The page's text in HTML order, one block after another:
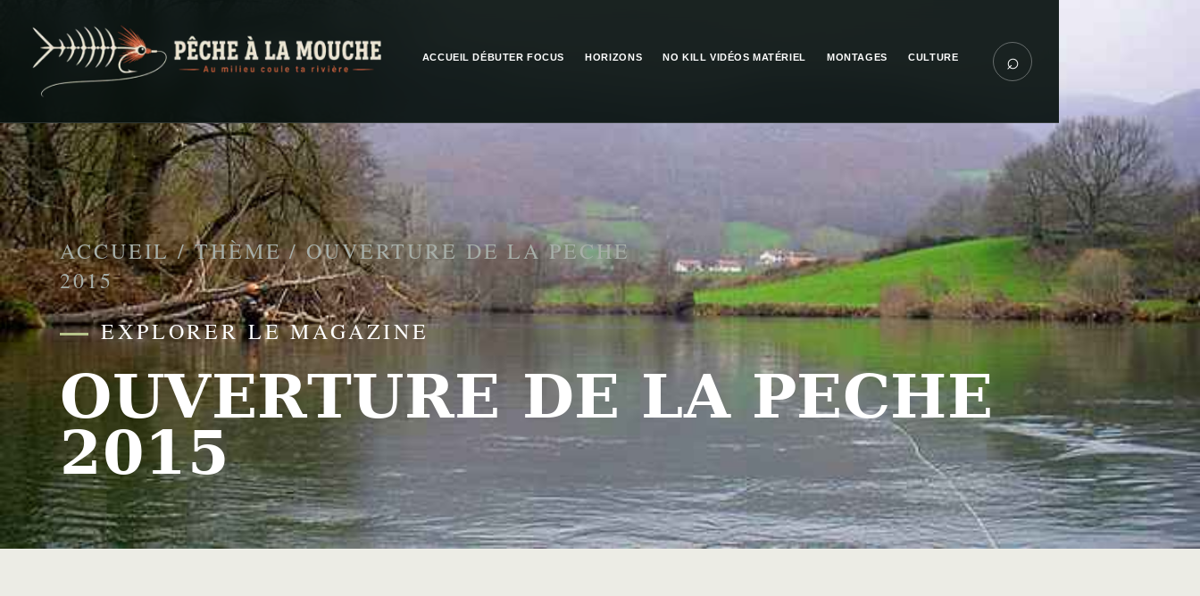
PECHE A LA MOUCHE
ACCUEIL DÉBUTER FOCUS HORIZONS NO KILL VIDÉOS MATÉRIEL MONTAGES CULTURE ⌕
ACCUEIL/THÈME/OUVERTURE DE LA PECHE
2015
EXPLORER LE MAGAZINE
OUVERTURE DE LA PECHE
2015